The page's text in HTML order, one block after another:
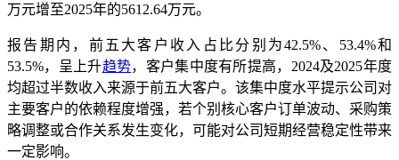
万元增至2025年的5612.64万元。
报告期内，前五大客户收入占比分别为42.5%、53.4%和
53.5%，呈上升趋势，客户集中度有所提高，2024及2025年度
均超过半数收入来源于前五大客户。该集中度水平提示公司对
主要客户的依赖程度增强，若个别核心客户订单波动、采购策
略调整或合作关系发生变化，可能对公司短期经营稳定性带来
一定影响。